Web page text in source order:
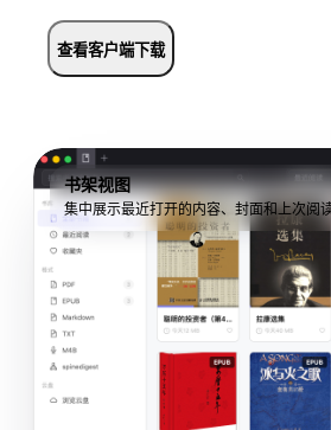
查看客户端下载
书架视图
集中展示最近打开的内容、封面和上次阅